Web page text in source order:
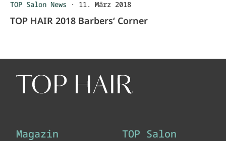
TOP Salon News · 11. März 2018
TOP HAIR 2018 Barbers‘ Corner
Magazin TOP Salon